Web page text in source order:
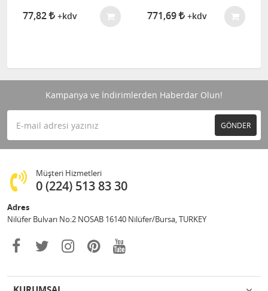
77,82 +kdv 771,69 +kdv
Kampanya ve İndirimlerden Haberdar Olun!
GÖNDER
Müşteri Hizmetleri
0 (224) 513 83 30
Adres
Nilüfer Bulvarı No:2 NOSAB 16140 Nilüfer/Bursa, TURKEY